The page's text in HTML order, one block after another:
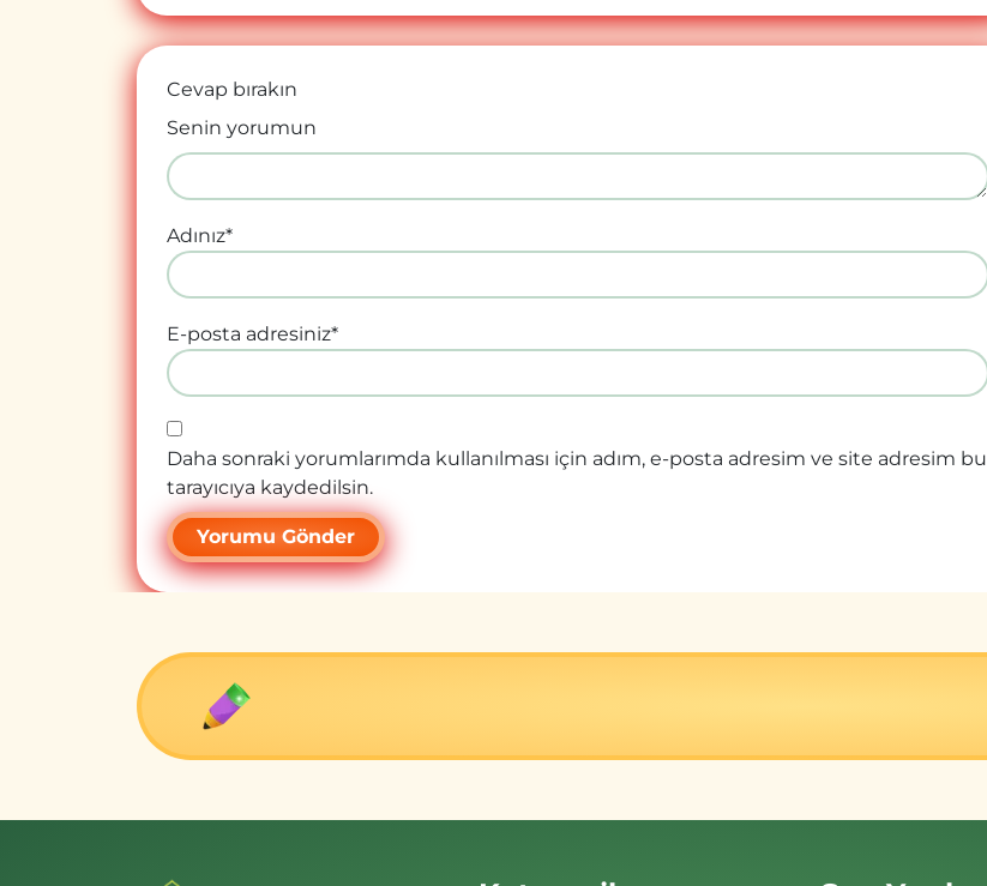
Cevap bırakın
Senin yorumun
Adınız*
E-posta adresiniz*
Daha sonraki yorumlarımda kullanılması için adım, e-posta adresim ve site adresim bu
tarayıcıya kaydedilsin.